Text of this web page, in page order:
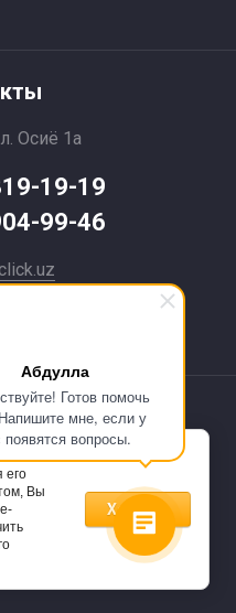
Абдулла
Готов помочь
мне, если у
появятся вопросы.
Осиё 1a
19-19
99-46
выходных
и
его
Вы
Хорошо